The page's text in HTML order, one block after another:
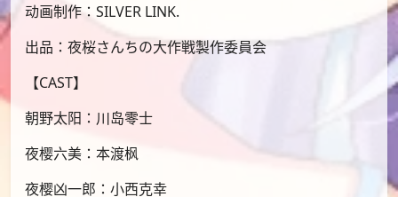
动画制作：SILVER LINK.
出品：夜桜さんちの大作戦製作委員会
【CAST】
朝野太阳：川岛零士
夜樱六美：本渡枫
夜樱凶一郎：小西克幸